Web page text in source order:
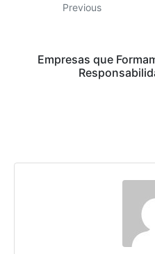
Previous
Empresas que